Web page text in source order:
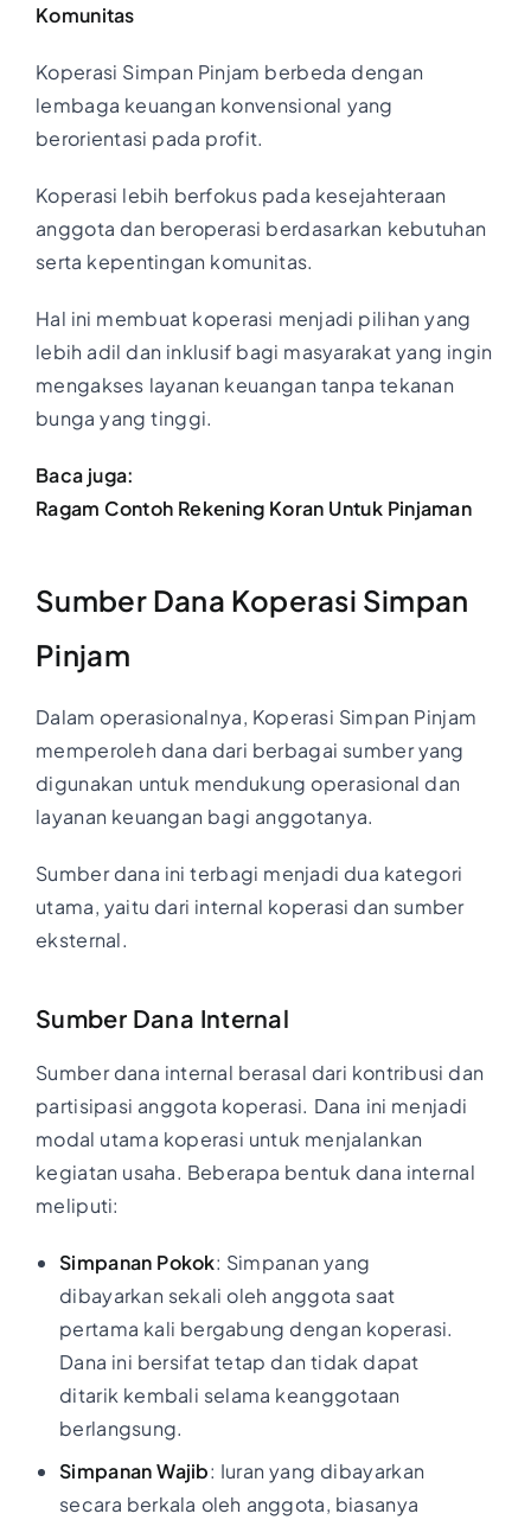
Komunitas
Koperasi Simpan Pinjam berbeda dengan
lembaga keuangan konvensional yang
berorientasi pada profit.
Koperasi lebih berfokus pada kesejahteraan
anggota dan beroperasi berdasarkan kebutuhan
serta kepentingan komunitas.
Hal ini membuat koperasi menjadi pilihan yang
lebih adil dan inklusif bagi masyarakat yang ingin
mengakses layanan keuangan tanpa tekanan
bunga yang tinggi.
Baca juga:
Ragam Contoh Rekening Koran Untuk Pinjaman
Sumber Dana Koperasi Simpan
Pinjam
Dalam operasionalnya, Koperasi Simpan Pinjam
memperoleh dana dari berbagai sumber yang
digunakan untuk mendukung operasional dan
layanan keuangan bagi anggotanya.
Sumber dana ini terbagi menjadi dua kategori
utama, yaitu dari internal koperasi dan sumber
eksternal.
Sumber Dana Internal
Sumber dana internal berasal dari kontribusi dan
partisipasi anggota koperasi. Dana ini menjadi
modal utama koperasi untuk menjalankan
kegiatan usaha. Beberapa bentuk dana internal
meliputi:
Simpanan Pokok: Simpanan yang
dibayarkan sekali oleh anggota saat
pertama kali bergabung dengan koperasi.
Dana ini bersifat tetap dan tidak dapat
ditarik kembali selama keanggotaan
berlangsung.
Simpanan Wajib: Iuran yang dibayarkan
secara berkala oleh anggota, biasanya